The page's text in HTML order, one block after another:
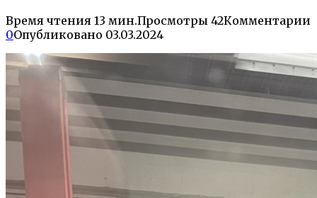
Время чтения 13 мин.Просмотры 42Комментарии
0Опубликовано 03.03.2024